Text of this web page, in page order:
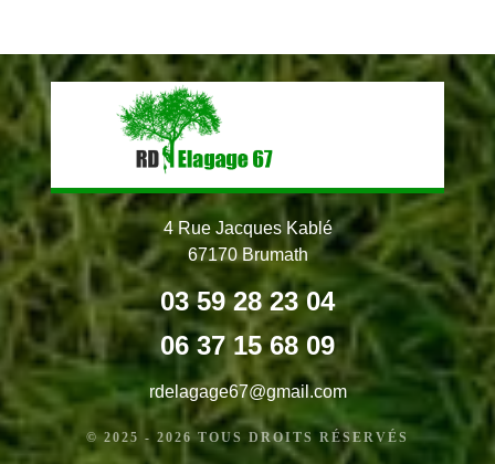
4 Rue Jacques Kablé
67170 Brumath
03 59 28 23 04
06 37 15 68 09
rdelagage67@gmail.com
© 2025 - 2026 TOUS DROITS RÉSERVÉS